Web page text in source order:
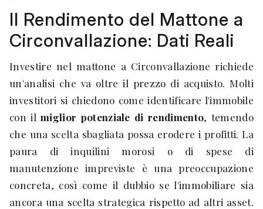
Il Rendimento del Mattone a
Circonvallazione: Dati Reali
Investire nel mattone a Circonvallazione richiede
un'analisi che va oltre il prezzo di acquisto. Molti
investitori si chiedono come identificare l'immobile
con ilmiglior potenziale di rendimento, temendo
che una scelta sbagliata possa erodere i profitti. La
paura di inquilini morosi o di spese di
manutenzione impreviste è una preoccupazione
concreta, così come il dubbio se l'immobiliare sia
ancora una scelta strategica rispetto ad altri asset.